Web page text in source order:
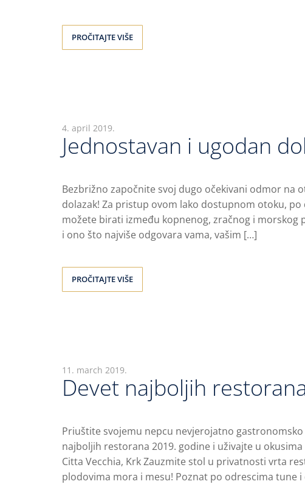
PROČITAJTE VIŠE
4. april 2019.
Jednostavan i ugodan
Bezbrižno započnite svoj dugo očekivani odmor na
dolazak! Za pristup ovom lako dostupnom otoku,
možete birati između kopnenog, zračnog i morskog
i ono što najviše odgovara vama, vašim […]
PROČITAJTE VIŠE
11. march 2019.
Devet najboljih
Priuštite svojemu nepcu nevjerojatno
najboljih restorana 2019. godine i uživajte u
Citta Vecchia, Krk Zauzmite stol u privatnosti vrta
plodovima mora i mesu! Poznat po odrescima tune